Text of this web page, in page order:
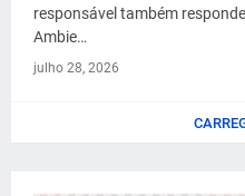
responsável também
Ambie…
julho 28, 2026